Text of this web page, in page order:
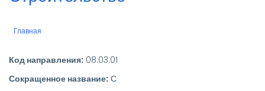
Строка
Главная
Код направления: 08.03.01
Сокращенное название: С